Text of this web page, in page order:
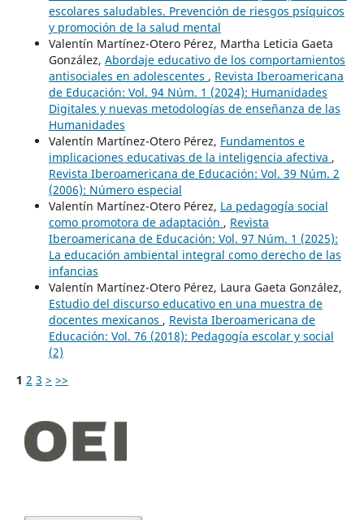
escolares saludables. Prevención de riesgos psíquicos
y promoción de la salud mental
Valentín Martínez-Otero Pérez, Martha Leticia Gaeta
González, Abordaje educativo de los comportamientos
antisociales en adolescentes , Revista Iberoamericana
de Educación: Vol. 94 Núm. 1 (2024): Humanidades
Digitales y nuevas metodologías de enseñanza de las
Humanidades
Valentín Martínez-Otero Pérez, Fundamentos e
implicaciones educativas de la inteligencia afectiva ,
Revista Iberoamericana de Educación: Vol. 39 Núm. 2
(2006): Número especial
Valentín Martínez-Otero Pérez, La pedagogía social
como promotora de adaptación , Revista
Iberoamericana de Educación: Vol. 97 Núm. 1 (2025):
La educación ambiental integral como derecho de las
infancias
Valentín Martínez-Otero Pérez, Laura Gaeta González,
Estudio del discurso educativo en una muestra de
docentes mexicanos , Revista Iberoamericana de
Educación: Vol. 76 (2018): Pedagogía escolar y social
(2)
1 2 3 > >>